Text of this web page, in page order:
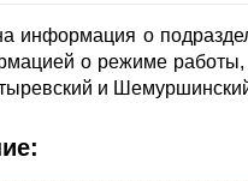
информация о
о режиме
и